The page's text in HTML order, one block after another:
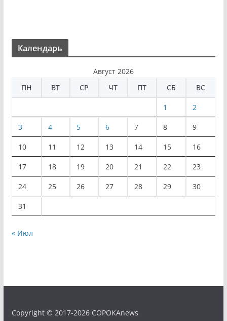
Календарь
Август 2026
ПН
ВТ СР ЧТ ПТ СБ ВС
1 2
3 4 5 6 7 8 9
10 11 12 13 14 15 16
17 18 19 20 21 22 23
24 25 26 27 28 29 30
31
« Июл
Copyright © 2017-2026 COPOKAnews